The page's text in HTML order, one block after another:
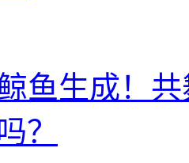
鱼生成！
？